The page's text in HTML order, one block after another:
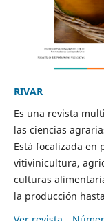
RIVAR
Es una revista
las ciencias
Está focalizada
vitivinicultura,
culturas
la producción